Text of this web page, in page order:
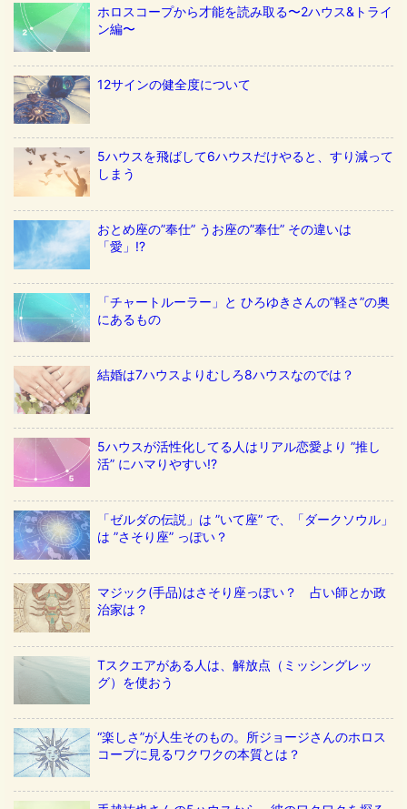
ホロスコープから才能を読み取る〜2ハウス&トライ
ン編〜
12サインの健全度について
5ハウスを飛ばして6ハウスだけやると、すり減って
しまう
おとめ座の”奉仕” うお座の”奉仕” その違いは
「愛」!?
「チャートルーラー」と ひろゆきさんの”軽さ”の奥
にあるもの
結婚は7ハウスよりむしろ8ハウスなのでは？
5ハウスが活性化してる人はリアル恋愛より ”推し
活” にハマりやすい!?
「ゼルダの伝説」は ”いて座” で、「ダークソウル」
は ”さそり座” っぽい？
マジック(手品)はさそり座っぽい？ 占い師とか政
治家は？
Tスクエアがある人は、解放点（ミッシングレッ
グ）を使おう
“楽しさ”が人生そのもの。所ジョージさんのホロス
コープに見るワクワクの本質とは？